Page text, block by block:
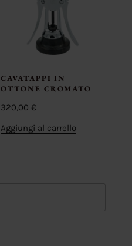
CAVATAPPI IN
OTTONE CROMATO
320,00 €
Aggiungi al carrello